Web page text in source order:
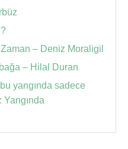
– Deniz Moraligil
– Hilal Duran
yangında sadece
Yangında